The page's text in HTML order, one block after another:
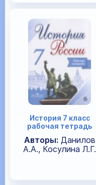
История 7 класс
рабочая тетрадь
Авторы: Данилов
А.А., Косулина Л.Г.